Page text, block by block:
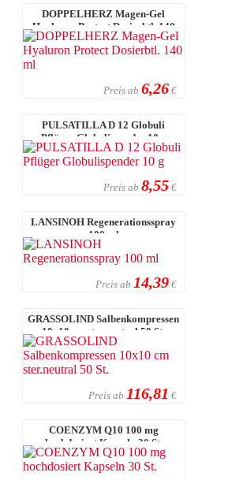
DOPPELHERZ Magen-Gel
Hyaluron Protect Dosierbtl. 140
ml
Preis ab 6,26 €
PULSATILLA D 12 Globuli
Pflüger Globulispender 10 g
Preis ab 8,55 €
LANSINOH Regenerationsspray
100 ml
Preis ab 14,39 €
GRASSOLIND Salbenkompressen
10x10 cm ster.neutral 50 St.
Preis ab 116,81 €
COENZYM Q10 100 mg
hochdosiert Kapseln 30 St.